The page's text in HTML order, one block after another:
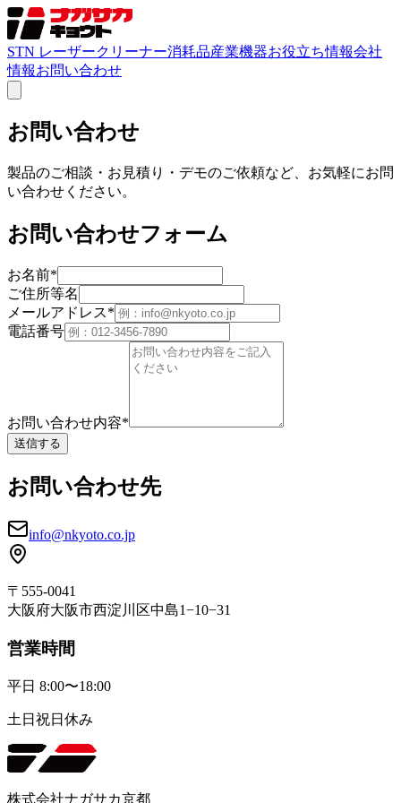
STN レーザークリーナー消耗品産業機器お役立ち情報会社
情報お問い合わせ
お問い合わせ
製品のご相談・お見積り・デモのご依頼など、お気軽にお問
い合わせください。
お問い合わせフォーム
お名前*
ご住所等名
メールアドレス*
電話番号
お問い合わせ内容*
送信する
お問い合わせ先
info@nkyoto.co.jp
〒555-0041
大阪府大阪市西淀川区中島1−10−31
営業時間
平日 8:00〜18:00
土日祝日休み
株式会社ナガサカ京都